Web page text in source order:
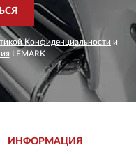
Конфиденциальности и
LEMARK
ИНФОРМАЦИЯ